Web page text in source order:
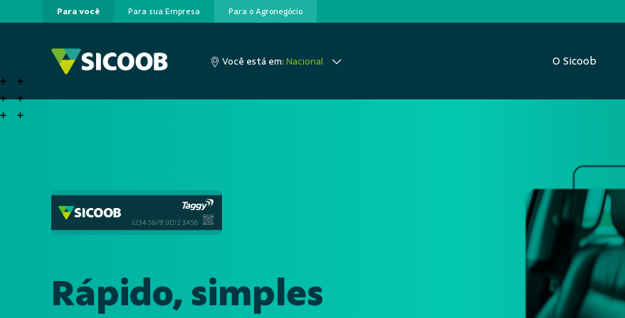
Pular para o Conteúdo principal
Para você Para sua Empresa Para o Agronegócio
Você está em:Nacional O Sicoob
Rápido, simples